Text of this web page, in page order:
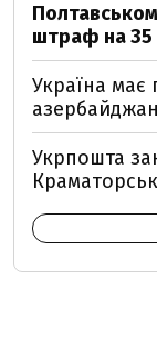
штраф на 35
Україна має
Укрпошта